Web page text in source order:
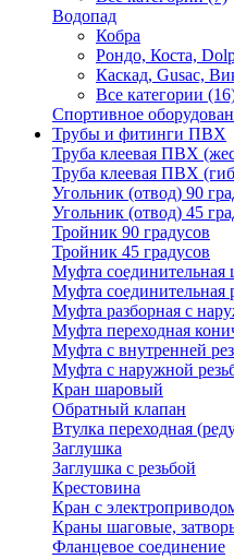
Водопад
Кобра
Рондо, Коста,
Каскад, Gusac,
Все категории
Спортивное
Трубы и фитинги ПВХ
Труба клеевая ПВХ
Труба клеевая ПВХ
Угольник (отвод) 90
Угольник (отвод) 45
Тройник 90 градусов
Тройник 45 градусов
Муфта соединительная
Муфта соединительная
Муфта разборная с
Муфта переходная
Муфта с внутренней
Муфта с наружной
Кран шаровый
Обратный клапан
Втулка переходная
Заглушка
Заглушка с резьбой
Крестовина
Кран с
Краны шаговые,
Фланцевое соединение